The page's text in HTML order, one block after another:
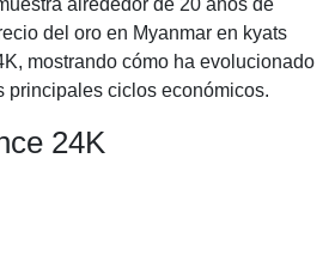
alrededor de 20 años de
del oro en Myanmar en kyats
mostrando cómo ha evolucionado
principales ciclos económicos.
24K